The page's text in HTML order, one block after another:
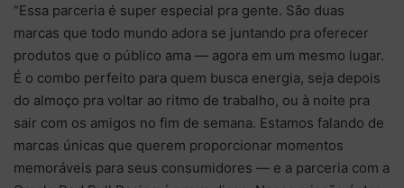
“Essa parceria é super especial pra gente. São duas
marcas que todo mundo adora se juntando pra oferecer
produtos que o público ama — agora em um mesmo lugar.
É o combo perfeito para quem busca energia, seja depois
do almoço pra voltar ao ritmo de trabalho, ou à noite pra
sair com os amigos no fim de semana. Estamos falando de
marcas únicas que querem proporcionar momentos
memoráveis para seus consumidores — e a parceria com a